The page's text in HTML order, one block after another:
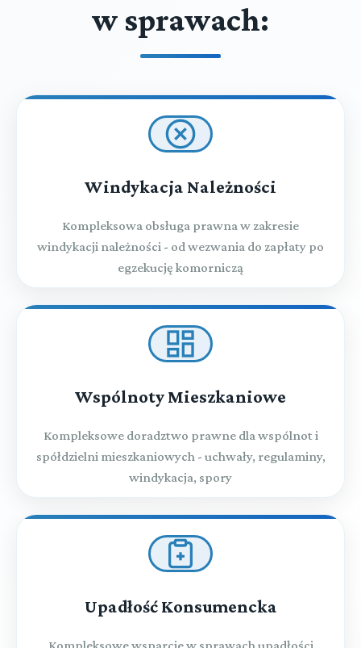
w sprawach:
Windykacja Należności
Kompleksowa obsługa prawna w zakresie
windykacji należności - od wezwania do zapłaty po
egzekucję komorniczą
Wspólnoty Mieszkaniowe
Kompleksowe doradztwo prawne dla wspólnot i
spółdzielni mieszkaniowych - uchwały, regulaminy,
windykacja, spory
Upadłość Konsumencka
Kompleksowe wsparcie w sprawach upadłości